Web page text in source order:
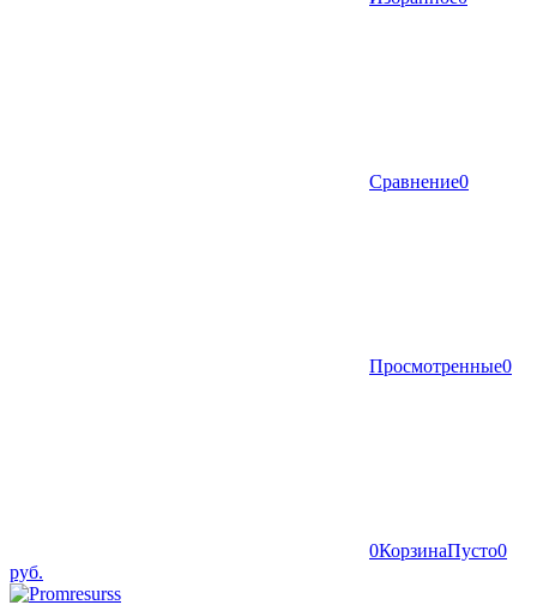
Сравнение0
Просмотренные0
0КорзинаПусто0
руб.